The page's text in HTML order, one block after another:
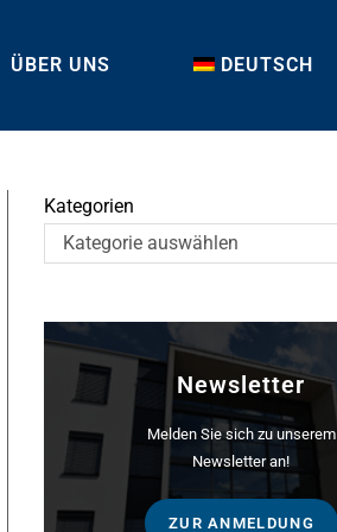
ÜBER UNS DEUTSCH
Kategorien
Kategorie auswählen
Newsletter
Melden Sie sich zu unserem
Newsletter an!
ZUR ANMELDUNG